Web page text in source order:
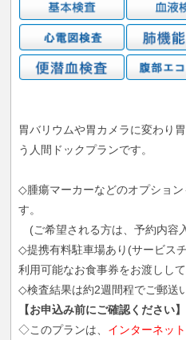
胃バリウムや胃カメラに変わり
う人間ドックプランです。
◇腫瘍マーカーなどのオプショ
す。
(ご希望される方は、予約内容
◇提携有料駐車場あり(サービス
利用可能なお食事券をお渡しして
◇検査結果は約2週間程でご郵送
【お申込み前にご確認ください】
◇このプランは、 インターネッ